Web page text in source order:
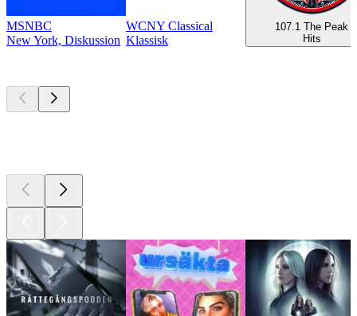
MSNBC
New York, Diskussion
WCNY Classical
Klassisk
107.1 The Peak
Hits